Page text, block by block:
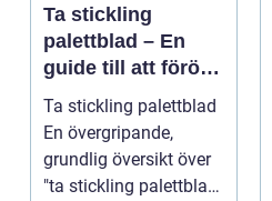
Ta stickling
palettblad – En
guide till att föröka
denna populära
växt
Ta stickling palettblad
En övergripande,
grundlig översikt över
"ta stickling palettblad"